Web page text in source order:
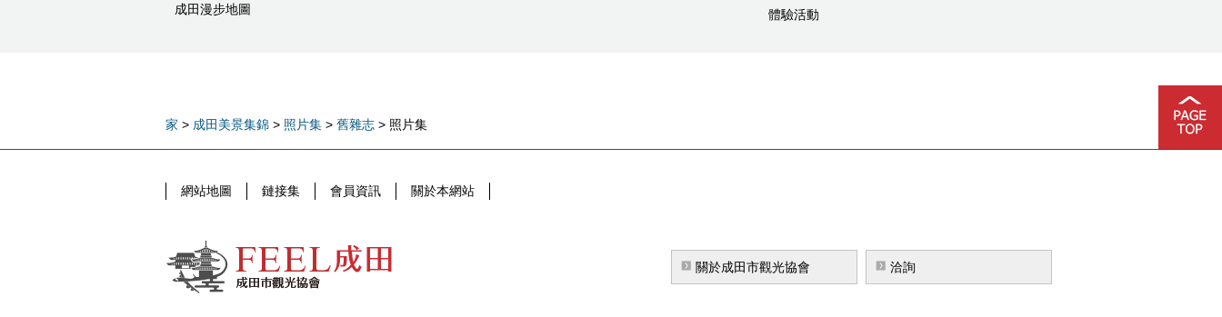
成田漫步地圖
體驗活動
家 > 成田美景集錦 > 照片集 > 舊雜志 > 照片集
網站地圖 鏈接集 會員資訊 關於本網站
FEEL成田成田市公式觀光信息
關於成田市觀光協會
洽詢